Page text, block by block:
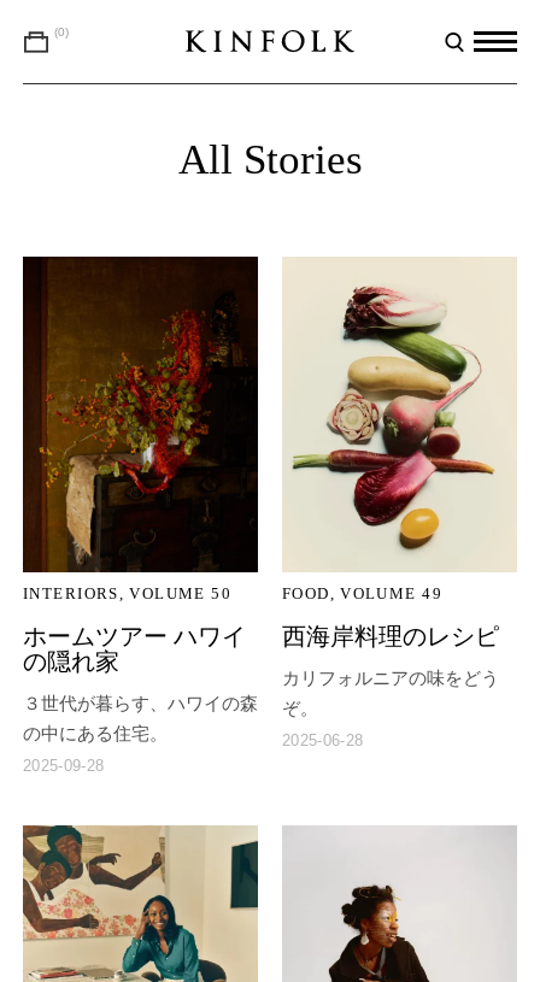
(0)
All Stories
INTERIORS VOLUME 50
ホームツアー ハワイ
の隠れ家
３世代が暮らす、ハワイの森
の中にある住宅。
2025-09-28
FOOD VOLUME 49
西海岸料理のレシピ
カリフォルニアの味をどう
ぞ。
2025-06-28